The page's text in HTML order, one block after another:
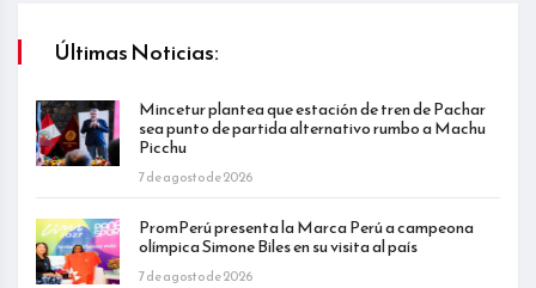
Últimas Noticias:
Mincetur plantea que estación de tren de Pachar
sea punto de partida alternativo rumbo a Machu
Picchu
7 de agosto de 2026
PromPerú presenta la Marca Perú a campeona
olímpica Simone Biles en su visita al país
7 de agosto de 2026